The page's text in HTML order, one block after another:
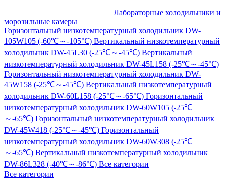
Лабораторные холодильники и
морозильные камеры
Горизонтальный низкотемпературный холодильник DW-
105W105 (-60℃～-105℃) Вертикальный низкотемпературный
холодильник DW-45L30 (-25℃～-45℃) Вертикальный
низкотемпературный холодильник DW-45L158 (-25℃～-45℃)
Горизонтальный низкотемпературный холодильник DW-
45W158 (-25℃～-45℃) Вертикальный низкотемпературный
холодильник DW-60L158 (-25℃～-65℃) Горизонтальный
низкотемпературный холодильник DW-60W105 (-25℃
～-65℃) Горизонтальный низкотемпературный холодильник
DW-45W418 (-25℃～-45℃) Горизонтальный
низкотемпературный холодильник DW-60W308 (-25℃
～-65℃) Вертикальный низкотемпературный холодильник
DW-86L328 (-40℃～-86℃) Все категории
Все категории